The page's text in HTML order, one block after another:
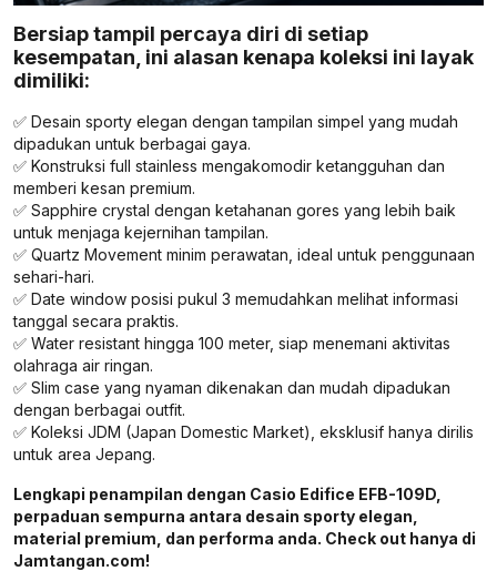
Bersiap tampil percaya diri di setiap
kesempatan, ini alasan kenapa koleksi ini layak
dimiliki:
✅ Desain sporty elegan dengan tampilan simpel yang mudah
dipadukan untuk berbagai gaya.
✅ Konstruksi full stainless mengakomodir ketangguhan dan
memberi kesan premium.
✅ Sapphire crystal dengan ketahanan gores yang lebih baik
untuk menjaga kejernihan tampilan.
✅ Quartz Movement minim perawatan, ideal untuk penggunaan
sehari-hari.
✅ Date window posisi pukul 3 memudahkan melihat informasi
tanggal secara praktis.
✅ Water resistant hingga 100 meter, siap menemani aktivitas
olahraga air ringan.
✅ Slim case yang nyaman dikenakan dan mudah dipadukan
dengan berbagai outfit.
✅ Koleksi JDM (Japan Domestic Market), eksklusif hanya dirilis
untuk area Jepang.
Lengkapi penampilan dengan Casio Edifice EFB-109D,
perpaduan sempurna antara desain sporty elegan,
material premium, dan performa anda. Check out hanya di
Jamtangan.com!